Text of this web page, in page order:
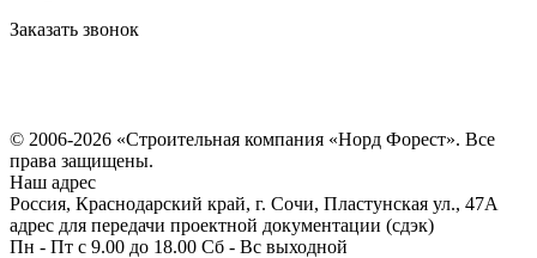
Заказать звонок
© 2006-2026 «Строительная компания «Норд Форест». Все
права защищены.
Наш адрес
Россия, Краснодарский край, г. Сочи, Пластунская ул., 47А
адрес для передачи проектной документации (сдэк)
Пн - Пт с 9.00 до 18.00 Сб - Вс выходной